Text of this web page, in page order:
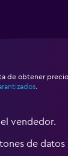
de obtener
.
vendedor.
de datos